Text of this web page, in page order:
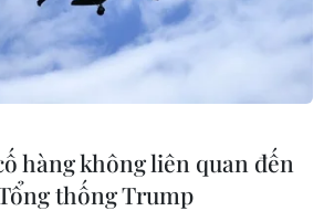
Mạch
Phúc đã có các cuộc tiếp Đại
Nam Hùng Ba và Đại sứ Đan
nhân dịp các Đại sứ
tác tại Việt Nam.
hàng không liên quan đến
thống Trump